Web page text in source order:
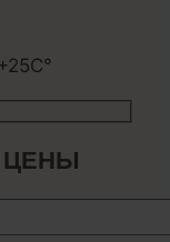
ЦЕНЫ